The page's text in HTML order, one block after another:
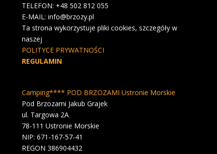
TELEFON: +48 502 812 055
E-MAIL: info@brzozy.pl
Ta strona wykorzystuje pliki cookies, szczegóły w
naszej
POLITYCE PRYWATNOŚCI
REGULAMIN
Camping**** POD BRZOZAMI Ustronie Morskie
Pod Brzozami Jakub Grajek
ul. Targowa 2A
78-111 Ustronie Morskie
NIP: 671-167-57-41
REGON 386904432